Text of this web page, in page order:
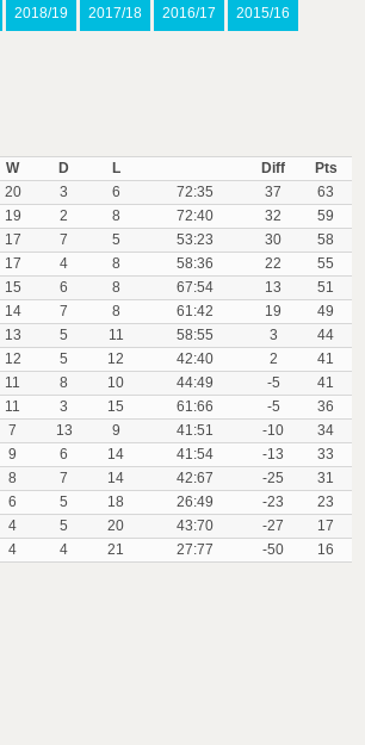
2018/19 2017/18 2016/17 2015/16
W D L Diff
Pts
20 3 6 72:35 37
63
19 2 8 72:40 32
59
17 7 5 53:23 30
58
17 4 8 58:36 22
55
15 6 8 67:54 13
51
14 7 8 61:42 19
49
13 5 11 58:55 3
44
12 5 12 42:40 2
41
11 8 10 44:49 -5
41
11 3 15 61:66 -5
36
7 13 9 41:51 -10
34
9 6 14 41:54 -13
33
8 7 14 42:67 -25
31
6 5 18 26:49 -23
23
4 5 20 43:70 -27
17
4 4 21 27:77 -50 16